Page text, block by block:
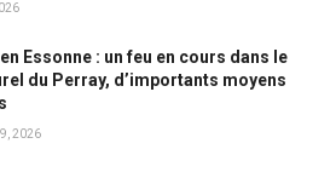
Essonne : un feu en cours dans le
du Perray, d’importants moyens
2026